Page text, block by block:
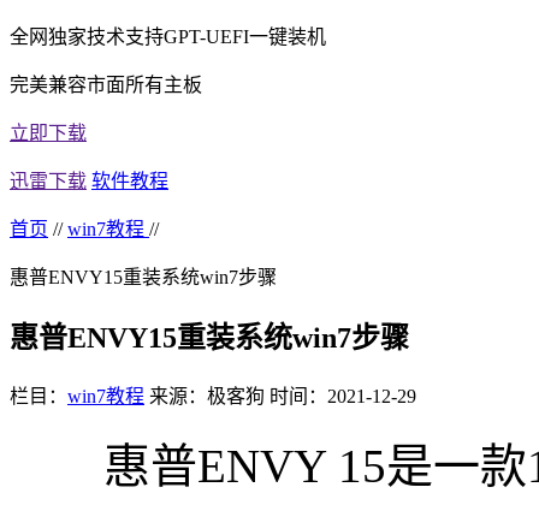
全网独家技术支持GPT-UEFI一键装机
完美兼容市面所有主板
立即下载
迅雷下载 软件教程
首页 // win7教程 //
惠普ENVY15重装系统win7步骤
惠普ENVY15重装系统win7步骤
栏目： win7教程 来源：极客狗 时间：2021-12-29
惠普ENVY 15是一款